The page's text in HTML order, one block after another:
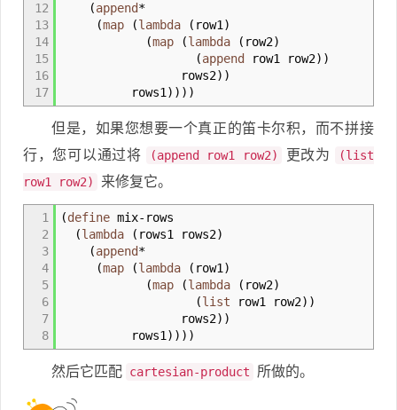
12
13
14
15
16
17
(append*
(map (lambda ( row1 )
(map (lambda ( row2)
(append row1 row2) )
rows2) )
rows1 ) ) ) )
但是，如果您想要一个真正的笛卡尔积，而不拼接
行，您可以通过将
(append row1 row2) 更改为
(list
row1 row2)
来修复它。
1
2
3
4
5
6
7
8
(define mix- rows
(lambda ( rows1 rows2)
(append*
(map (lambda ( row1 )
(map (lambda ( row2)
(list row1 row2) )
rows2) )
rows1 ) ) ) )
然后它匹配 cartesian-product 所做的。